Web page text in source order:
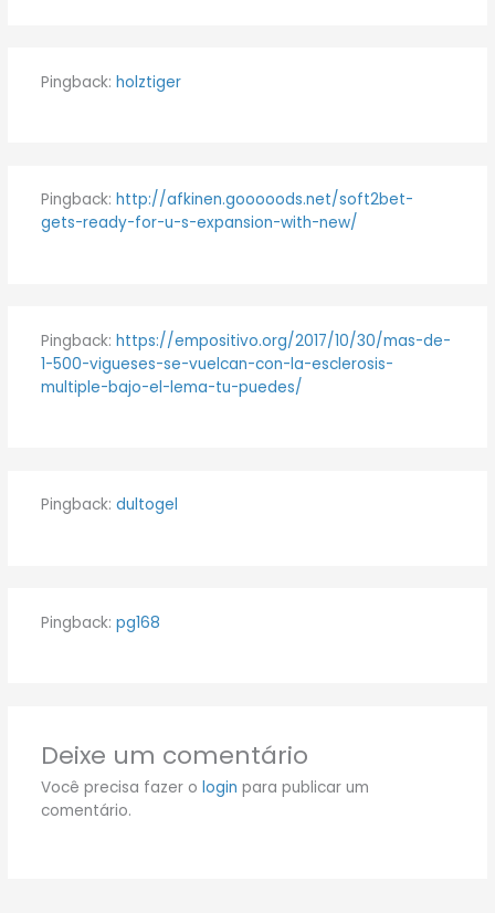
Pingback: holztiger
Pingback: http://afkinen.gooooods.net/soft2bet-
gets-ready-for-u-s-expansion-with-new/
Pingback: https://empositivo.org/2017/10/30/mas-de-
1-500-vigueses-se-vuelcan-con-la-esclerosis-
multiple-bajo-el-lema-tu-puedes/
Pingback: dultogel
Pingback: pg168
Deixe um comentário
Você precisa fazer o login para publicar um
comentário.